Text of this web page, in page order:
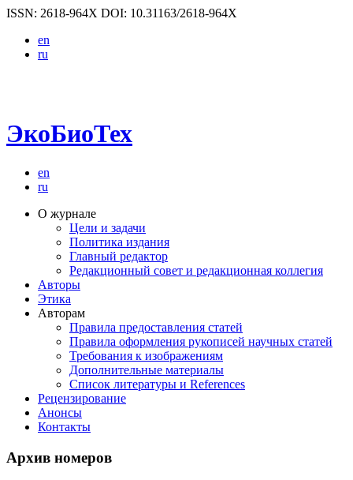
ISSN: 2618-964X DOI: 10.31163/2618-964X
en
ru
ЭкоБиоТех
en
ru
О журнале
Цели и задачи
Политика издания
Главный редактор
Редакционный совет и редакционная коллегия
Авторы
Этика
Авторам
Правила предоставления статей
Правила оформления рукописей научных статей
Требования к изображениям
Дополнительные материалы
Список литературы и References
Рецензирование
Анонсы
Контакты
Архив номеров